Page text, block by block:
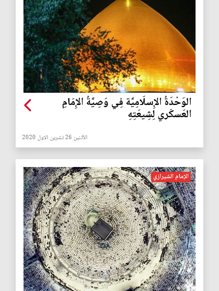
الوَحْدَةُ الإِسلَامِيَّة فِي وَصِيَّةُ الإِمَامِ
العَسكَري لِشِيعَتِهِ
الأثنين 26 تشرين الاول 2020
الإمام الشيرازي